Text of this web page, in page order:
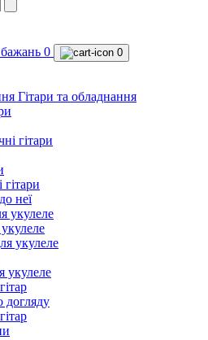
0 0
Гітари та обладнання
гітари
гітари
неї
укулеле
укулеле
укулеле
догляду